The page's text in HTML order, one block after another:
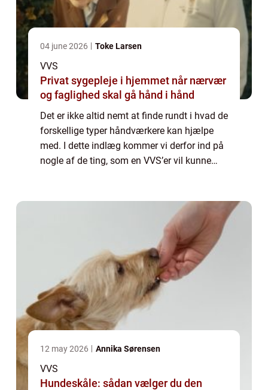
04 june 2026 Toke Larsen
VVS
Privat sygepleje i hjemmet når nærvær
og faglighed skal gå hånd i hånd
Det er ikke altid nemt at finde rundt i hvad de
forskellige typer håndværkere kan hjælpe
med. I dette indlæg kommer vi derfor ind på
nogle af de ting, som en VVS’er vil kunne
12 may 2026 Annika Sørensen
VVS
Hundeskåle: sådan vælger du den